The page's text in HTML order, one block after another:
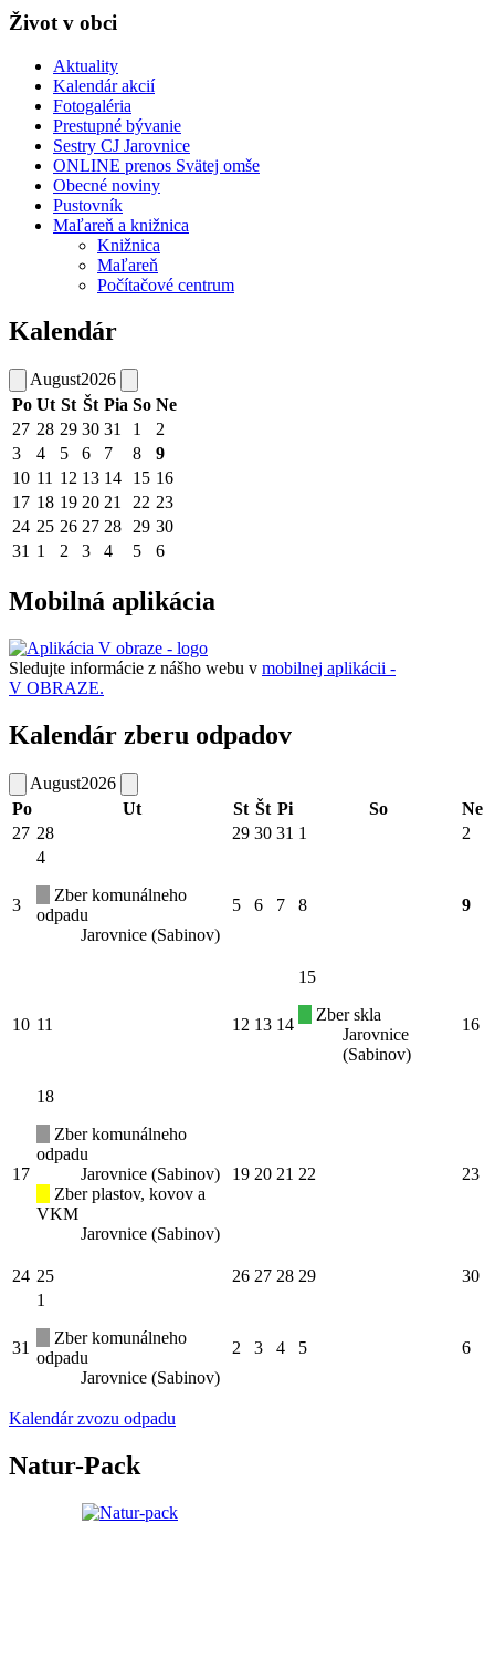
Život v obci
Aktuality
Kalendár akcií
Fotogaléria
Prestupné bývanie
Sestry CJ Jarovnice
ONLINE prenos Svätej omše
Obecné noviny
Pustovník
Maľareň a knižnica
Knižnica
Maľareň
Počítačové centrum
Kalendár
August2026
Po Ut St Št Pia So Ne
27 28 29 30 31 1
2
3
4 5 6 7 8
9
10 11 12 13 14 15 16
17 18 19 20 21 22 23
24 25 26 27 28 29 30
31 1 2 3 4 5 6
Mobilná aplikácia
Sledujte informácie z nášho webu v mobilnej aplikácii -
V OBRAZE.
Kalendár zberu odpadov
August2026
Po
Ut St Št Pi So
Ne
27 28 29 30 31 1 2
3
4
Zber komunálneho
odpadu
Jarovnice (Sabinov)
5 6 7 8 9
10 11 12 13 14
15
Zber skla
Jarovnice
(Sabinov)
16
17
18
Zber komunálneho
odpadu
Jarovnice (Sabinov)
Zber plastov, kovov a
VKM
Jarovnice (Sabinov)
19 20 21 22 23
24 25 26 27 28 29 30
31
1
Zber komunálneho
odpadu
Jarovnice (Sabinov)
2 3 4 5 6
Kalendár zvozu odpadu
Natur-Pack